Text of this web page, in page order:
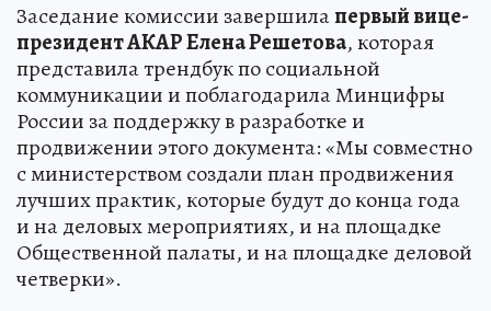
Заседание комиссии завершилапервый вице-
президент АКАР Елена Решетова, которая
представила трендбук по социальной
коммуникации и поблагодарила Минцифры
России за поддержку в разработке и
продвижении этого документа: «Мы совместно
с министерством создали план продвижения
лучших практик, которые будут до конца года
и на деловых мероприятиях, и на площадке
Общественной палаты, и на площадке деловой
четверки».